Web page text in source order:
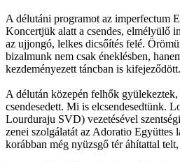
A délutáni programot az imperfectum
Koncertjük alatt a csendes, elmélyülő
az ujjongó, lelkes dicsőítés felé.
bizalmunk nem csak éneklésben,
kezdeményezett táncban is kifejeződött.
A délután közepén felhők gyülekeztek,
csendesedett. Mi is elcsendesedtünk.
Lourduraju SVD) vezetésével
zenei szolgálatát az Adoratio Együttes
korábban még nyüzsgő tér áhítattal